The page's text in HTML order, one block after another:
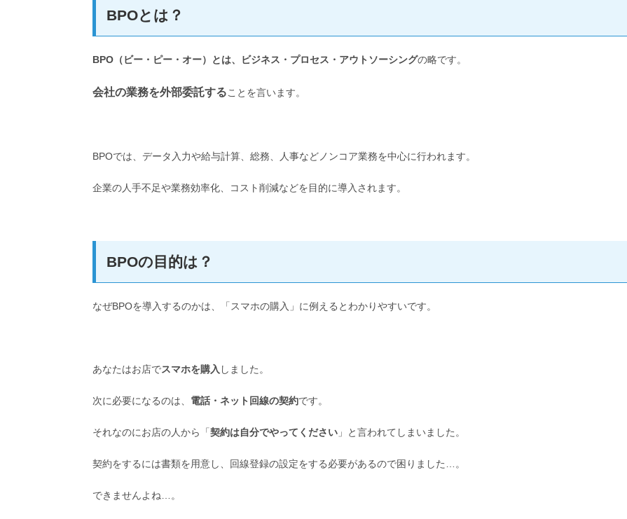
BPOとは？
BPO（ビー・ピー・オー）とは、ビジネス・プロセス・アウトソーシングの略です。
会社の業務を外部委託することを言います。
BPOでは、データ入力や給与計算、総務、人事などノンコア業務を中心に行われます。
企業の人手不足や業務効率化、コスト削減などを目的に導入されます。
BPOの目的は？
なぜBPOを導入するのかは、「スマホの購入」に例えるとわかりやすいです。
あなたはお店でスマホを購入 しました。
次に必要になるのは、 電話・ネット回線の契約です。
それなのにお店の人から「 契約は自分でやってください 」と言われてしまいました。
契約をするには書類を用意し、回線登録の設定をする必要があるので困りました…。
できませんよね…。